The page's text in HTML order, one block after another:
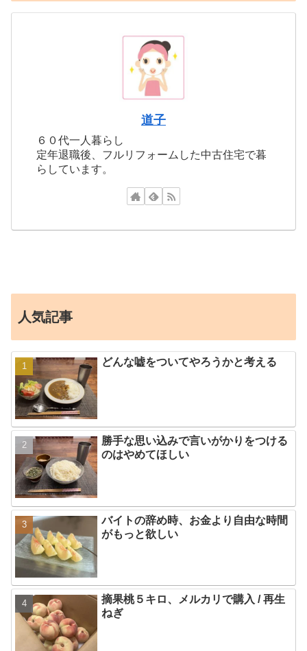
道子
６０代一人暮らし
定年退職後、フルリフォームした中古住宅で暮
らしています。
人気記事
どんな嘘をついてやろうかと考える
勝手な思い込みで言いがかりをつける
のはやめてほしい
バイトの辞め時、お金より自由な時間
がもっと欲しい
摘果桃５キロ、メルカリで購入 / 再生
ねぎ